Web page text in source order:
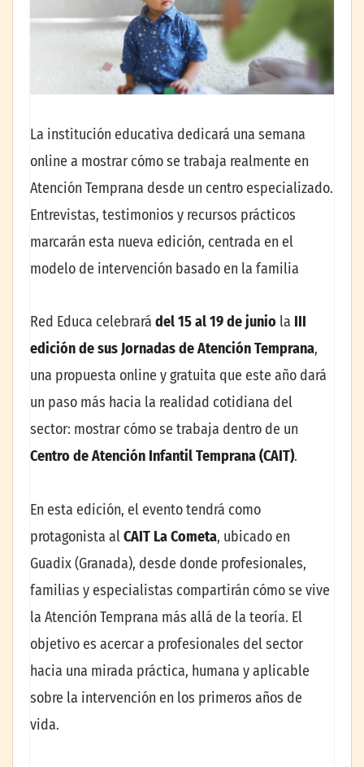
La institución educativa dedicará una semana
online a mostrar cómo se trabaja realmente en
Atención Temprana desde un centro especializado.
Entrevistas, testimonios y recursos prácticos
marcarán esta nueva edición, centrada en el
modelo de intervención basado en la familia
Red Educa celebrará del 15 al 19 de junio la III
edición de sus Jornadas de Atención Temprana,
una propuesta online y gratuita que este año dará
un paso más hacia la realidad cotidiana del
sector: mostrar cómo se trabaja dentro de un
Centro de Atención Infantil Temprana (CAIT).
En esta edición, el evento tendrá como
protagonista alCAIT La Cometa, ubicado en
Guadix (Granada), desde donde profesionales,
familias y especialistas compartirán cómo se vive
la Atención Temprana más allá de la teoría. El
objetivo es acercar a profesionales del sector
hacia una mirada práctica, humana y aplicable
sobre la intervención en los primeros años de
vida.